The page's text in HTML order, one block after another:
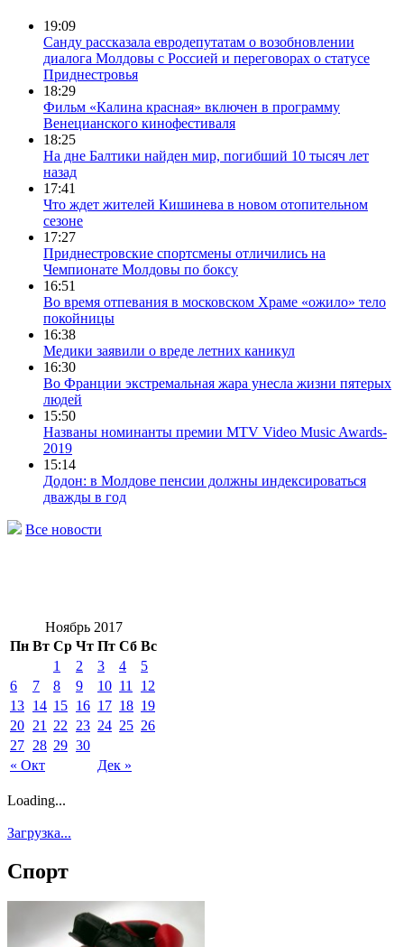
19:09
Санду рассказала евродепутатам о возобновлении
диалога Молдовы с Россией и переговорах о статусе
Приднестровья
18:29
Фильм «Калина красная» включен в программу
Венецианского кинофестиваля
18:25
На дне Балтики найден мир, погибший 10 тысяч лет
назад
17:41
Что ждет жителей Кишинева в новом отопительном
сезоне
17:27
Приднестровские спортсмены отличились на
Чемпионате Молдовы по боксу
16:51
Во время отпевания в московском Храме «ожило» тело
покойницы
16:38
Медики заявили о вреде летних каникул
16:30
Во Франции экстремальная жара унесла жизни пятерых
людей
15:50
Названы номинанты премии MTV Video Music Awards-
2019
15:14
Додон: в Молдове пенсии должны индексироваться
дважды в год
Все новости
Ноябрь 2017
Пн Вт Ср Чт Пт Сб Вс
« Окт Дек »
1 2 3 4
5
6
7 8 9 10 11
12
13 14 15 16 17 18 19
20 21 22 23 24 25 26
27 28 29 30
Loading...
Загрузка...
Спорт